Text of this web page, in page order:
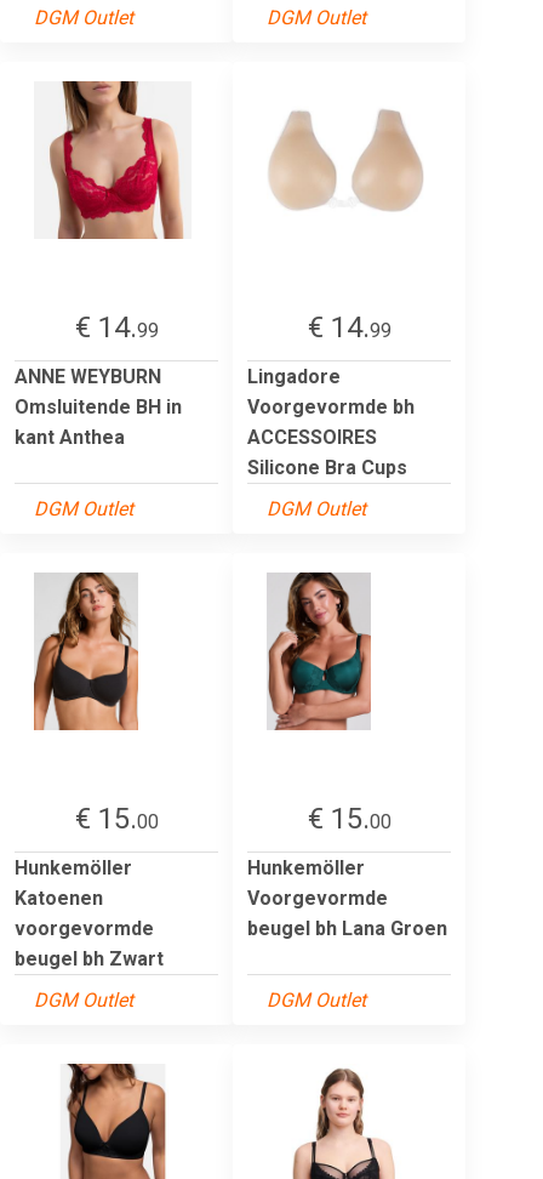
DGM Outlet DGM Outlet
€ 14.99
ANNE WEYBURN
Omsluitende BH in
kant Anthea
DGM Outlet
€ 14.99
Lingadore
Voorgevormde bh
ACCESSOIRES
Silicone Bra Cups
DGM Outlet
€ 15.00
Hunkemöller
Katoenen
voorgevormde
beugel bh Zwart
DGM Outlet
€ 15.00
Hunkemöller
Voorgevormde
beugel bh Lana Groen
DGM Outlet